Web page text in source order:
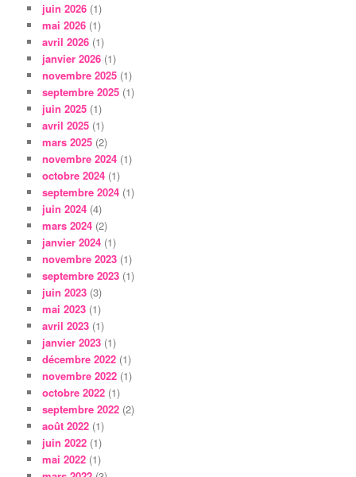
juin 2026 (1)
mai 2026 (1)
avril 2026 (1)
janvier 2026 (1)
novembre 2025 (1)
septembre 2025 (1)
juin 2025 (1)
avril 2025 (1)
mars 2025 (2)
novembre 2024 (1)
octobre 2024 (1)
septembre 2024 (1)
juin 2024 (4)
mars 2024 (2)
janvier 2024 (1)
novembre 2023 (1)
septembre 2023 (1)
juin 2023 (3)
mai 2023 (1)
avril 2023 (1)
janvier 2023 (1)
décembre 2022 (1)
novembre 2022 (1)
octobre 2022 (1)
septembre 2022 (2)
août 2022 (1)
juin 2022 (1)
mai 2022 (1)